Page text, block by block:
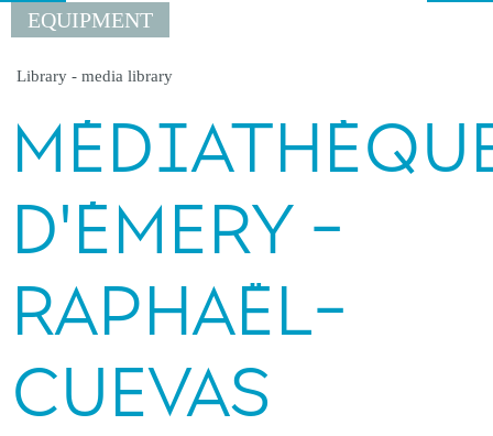
EQUIPMENT
Library - media library
D'ÉMERY -
RAPHAËL-
CUEVAS